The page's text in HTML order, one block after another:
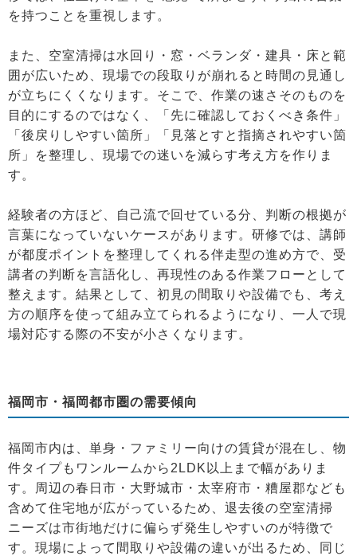
を持つことを重視します。
また、空室清掃は水回り・窓・ベランダ・建具・床と範
囲が広いため、現場での段取りが崩れると時間の見通し
が立ちにくくなります。そこで、作業の速さそのものを
目的にするのではなく、「先に確認しておくべき条件」
「後戻りしやすい箇所」「見落とすと指摘されやすい箇
所」を整理し、現場での迷いを減らす考え方を作りま
す。
経験者の方ほど、自己流で回せている分、判断の根拠が
言葉になっていないケースがあります。研修では、講師
が都度ポイントを整理してくれる伴走型の進め方で、受
講者の判断を言語化し、再現性のある作業フローとして
整えます。結果として、初見の間取りや設備でも、考え
方の順序を使って組み立てられるようになり、一人で現
場対応する際の不安が小さくなります。
福岡市・福岡都市圏の需要傾向
福岡市内は、単身・ファミリー向けの賃貸が混在し、物
件タイプもワンルームから2LDK以上まで幅がありま
す。周辺の春日市・大野城市・太宰府市・糟屋郡なども
含めて住宅地が広がっているため、退去後の空室清掃
ニーズは市街地だけに偏らず発生しやすいのが特徴で
す。現場によって間取りや設備の違いが出るため、同じ